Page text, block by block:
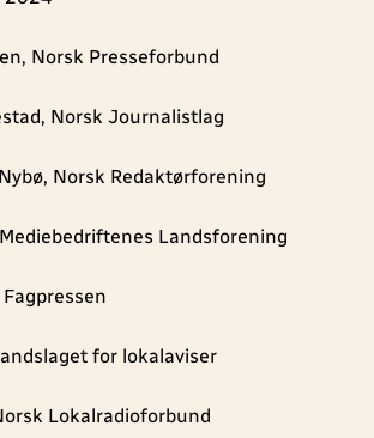
Norsk Presseforbund
Norsk Journalistlag
Norsk Redaktørforening
Landsforening
for lokalaviser
Lokalradioforbund